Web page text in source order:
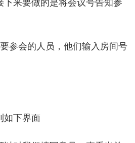
下来要做的是将会议号告知参
参会的人员，他们输入房间号
如下界面